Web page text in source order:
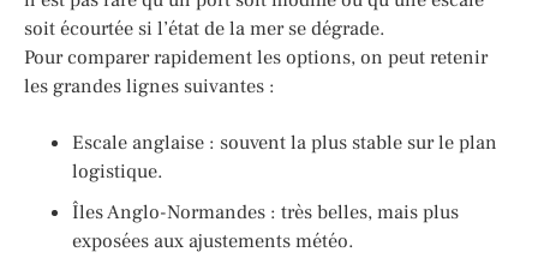
soit écourtée si l’état de la mer se dégrade.
Pour comparer rapidement les options, on peut retenir
les grandes lignes suivantes :
Escale anglaise : souvent la plus stable sur le plan
logistique.
Îles Anglo-Normandes : très belles, mais plus
exposées aux ajustements météo.